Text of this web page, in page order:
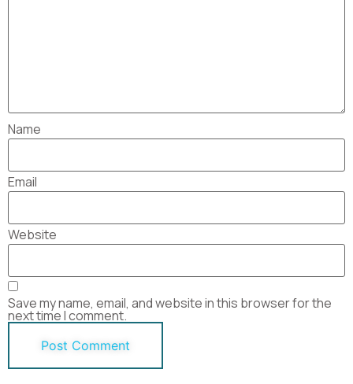
Name
Email
Website
Save my name, email, and website in this browser for the
next time I comment.